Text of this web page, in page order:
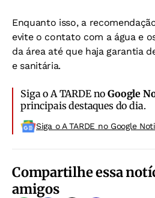
Enquanto isso, a
evite o contato com a água e
da área até que haja garantia
e sanitária.
Siga o A TARDE noGoogle
principais destaques do dia.
Siga o A TARDE no Google
Compartilhe essa
amigos